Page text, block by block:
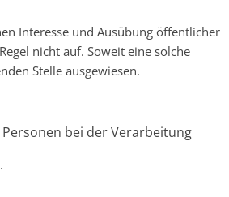
Interesse und Ausübung öffentlicher
nicht auf. Soweit eine solche
Stelle ausgewiesen.
bei der Verarbeitung
.